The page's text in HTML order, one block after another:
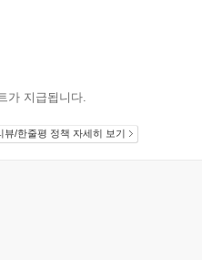
가 지급됩니다.
뷰/한줄평 정책 자세히 보기